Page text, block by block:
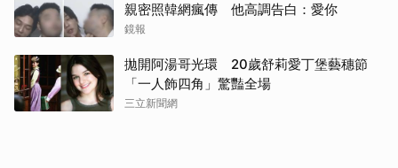
親密照韓網瘋傳 他高調告白：愛你
鏡報
拋開阿湯哥光環 20歲舒莉愛丁堡藝穗節
「一人飾四角」驚豔全場
三立新聞網